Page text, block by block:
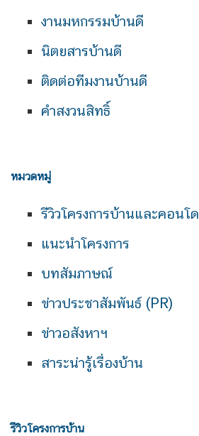
งานมหกรรมบ้านดี
นิตยสารบ้านดี
ติดต่อทีมงานบ้านดี
คำสงวนสิทธิ์
หมวดหมู่
รีวิวโครงการบ้านและคอนโด
แนะนำโครงการ
บทสัมภาษณ์
ข่าวประชาสัมพันธ์ (PR)
ข่าวอสังหาฯ
สาระน่ารู้เรื่องบ้าน
รีวิวโครงการบ้าน